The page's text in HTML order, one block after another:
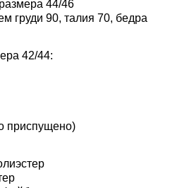
44/46
груди 90, талия 70, бедра
42/44:
приспущено)